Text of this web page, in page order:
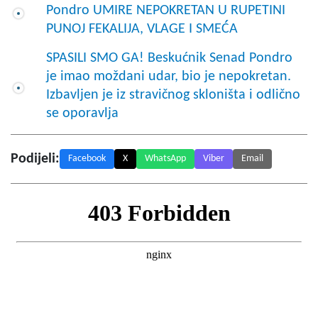
Pondro UMIRE NEPOKRETAN U RUPETINI
PUNOJ FEKALIJA, VLAGE I SMEĆA
SPASILI SMO GA! Beskućnik Senad Pondro
je imao moždani udar, bio je nepokretan.
Izbavljen je iz stravičnog skloništa i odlično
se oporavlja
Podijeli: Facebook X WhatsApp Viber Email